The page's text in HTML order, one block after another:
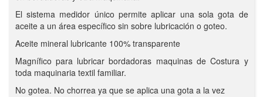
El sistema medidor único permite aplicar una sola gota de
aceite a un área específico sin sobre lubricación o goteo.
Aceite mineral lubricante 100% transparente
Magnífico para lubricar bordadoras maquinas de Costura y
toda maquinaria textil familiar.
No gotea. No chorrea ya que se aplica una gota a la vez